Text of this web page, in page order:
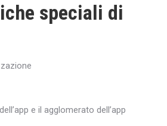
speciali di
e il agglomerato dell’app